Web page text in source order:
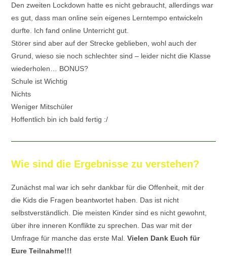
Den zweiten Lockdown hatte es nicht gebraucht, allerdings war
es gut, dass man online sein eigenes Lerntempo entwickeln
durfte. Ich fand online Unterricht gut.
Störer sind aber auf der Strecke geblieben, wohl auch der
Grund, wieso sie noch schlechter sind – leider nicht die Klasse
wiederholen… BONUS?
Schule ist Wichtig
Nichts
Weniger Mitschüler
Hoffentlich bin ich bald fertig :/
Wie sind die Ergebnisse zu verstehen?
Zunächst mal war ich sehr dankbar für die Offenheit, mit der
die Kids die Fragen beantwortet haben. Das ist nicht
selbstverständlich. Die meisten Kinder sind es nicht gewohnt,
über ihre inneren Konflikte zu sprechen. Das war mit der
Umfrage für manche das erste Mal.Vielen Dank Euch für
Eure Teilnahme!!!